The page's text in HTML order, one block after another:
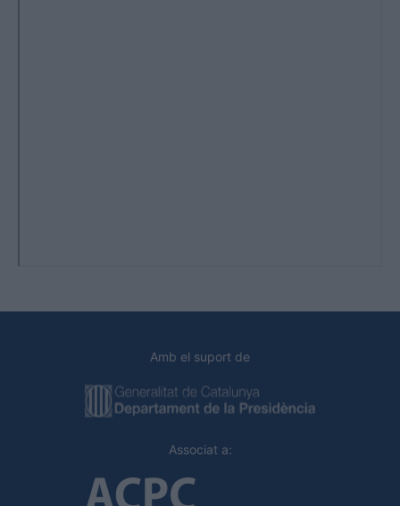
Amb el suport de
Associat a: